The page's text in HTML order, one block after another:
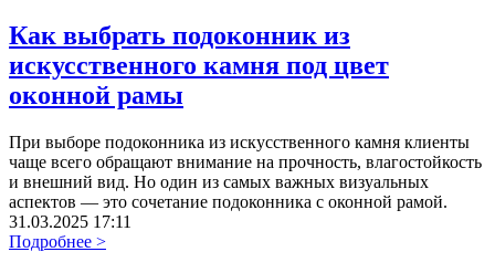
Как выбрать подоконник из
искусственного камня под цвет
оконной рамы
При выборе подоконника из искусственного камня клиенты
чаще всего обращают внимание на прочность, влагостойкость
и внешний вид. Но один из самых важных визуальных
аспектов — это сочетание подоконника с оконной рамой.
31.03.2025 17:11
Подробнее >